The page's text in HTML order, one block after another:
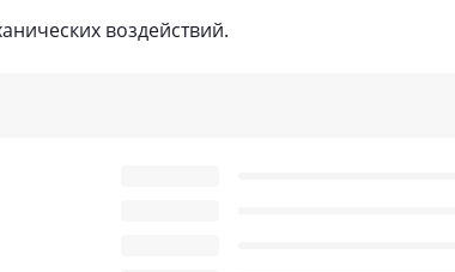
воздействий.